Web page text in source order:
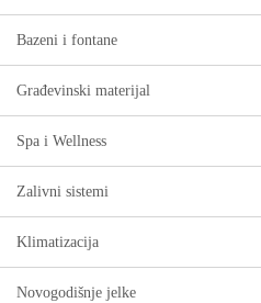
Bazeni i fontane
Građevinski materijal
Spa i Wellness
Zalivni sistemi
Klimatizacija
Novogodišnje jelke